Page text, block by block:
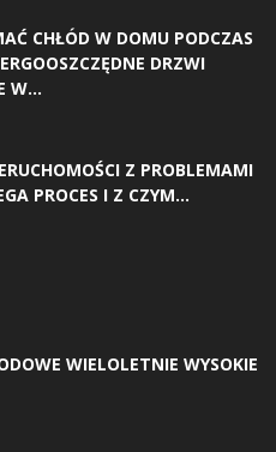
CHŁÓD W DOMU PODCZAS
DRZWI
W...
Z PROBLEMAMI
PROCES I Z CZYM...
WIELOLETNIE WYSOKIE